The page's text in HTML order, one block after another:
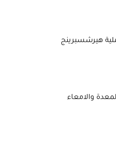
هيرشسبرينج
والامعاء